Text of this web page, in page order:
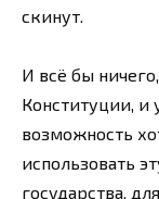
скинут.
И всё бы
Конституции, и
возможность
использовать
государства,